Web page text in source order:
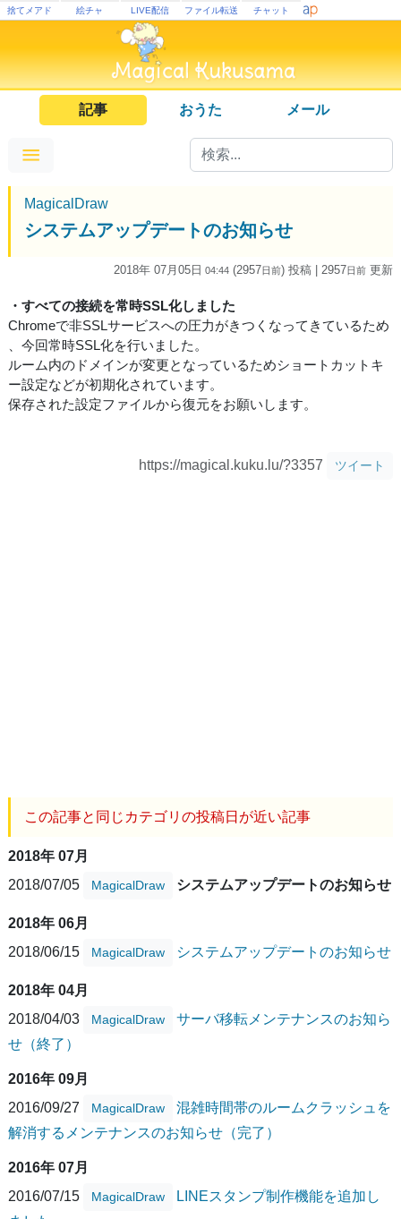
捨てメアド 絵チャ LIVE配信 ファイル転送 チャット
記事 おうた メール
MagicalDraw
システムアップデートのお知らせ
2018年 07月05日 04:44 (2957日前) 投稿 | 2957日前 更新
・すべての接続を常時SSL化しました
Chromeで非SSLサービスへの圧力がきつくなってきているため
、今回常時SSL化を行いました。
ルーム内のドメインが変更となっているためショートカットキ
ー設定などが初期化されています。
保存された設定ファイルから復元をお願いします。
https://magical.kuku.lu/?3357 ツイート
この記事と同じカテゴリの投稿日が近い記事
2018年 07月
2018/07/05
MagicalDraw システムアップデートのお知らせ
2018年 06月
2018/06/15
MagicalDraw システムアップデートのお知らせ
2018年 04月
2018/04/03
MagicalDraw
サーバ移転メンテナンスのお知ら
せ（終了）
2016年 09月
2016/09/27
MagicalDraw
混雑時間帯のルームクラッシュを
解消するメンテナンスのお知らせ（完了）
2016年 07月
2016/07/15
MagicalDraw
LINEスタンプ制作機能を追加し